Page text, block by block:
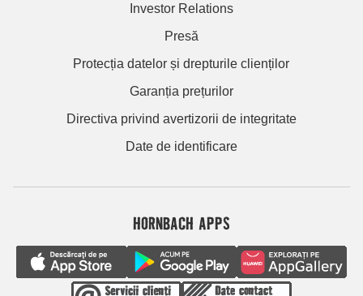
Investor Relations
Presă
Protecția datelor și drepturile clienților
Garanția prețurilor
Directiva privind avertizorii de integritate
Date de identificare
HORNBACH APPS